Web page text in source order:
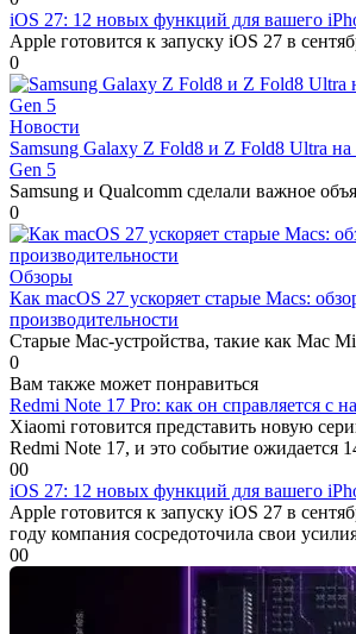
iOS 27: 12 новых функций для вашего
Apple готовится к запуску iOS 27 в
0
Новости
Samsung Galaxy Z Fold8 и Z Fold8 Ultra на
Gen 5
Samsung и Qualcomm сделали важное
0
Обзоры
Как macOS 27 ускоряет старые Macs:
производительности
Старые Mac-устройства, такие как Mac
0
Вам также может понравиться
Redmi Note 17 Pro: как он справляется с
Xiaomi готовится представить новую
Redmi Note 17, и это событие ожидается
00
iOS 27: 12 новых функций для вашего
Apple готовится к запуску iOS 27 в
году компания сосредоточила свои
00